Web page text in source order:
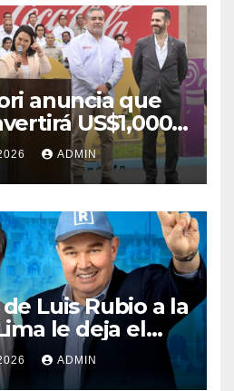
anuncia que
US$1,000
añosADMIN
Luis Rubio a la
le deja el
Rafael López
ADMIN